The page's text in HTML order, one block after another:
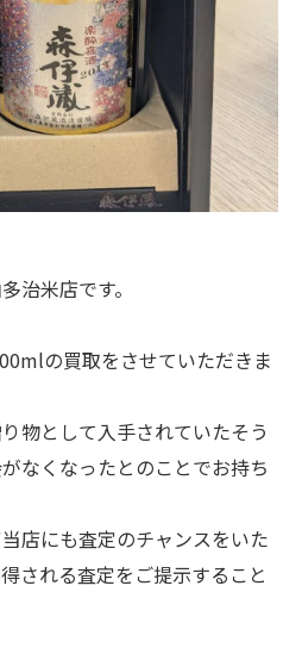
治米店です。
の買取をさせていただきま
物として入手されていたそう
なくなったとのことでお持ち
店にも査定のチャンスをいた
される査定をご提示すること